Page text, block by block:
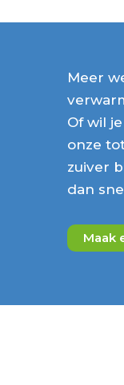
Meer
Of wil
onze
zuiver
dan
Maak